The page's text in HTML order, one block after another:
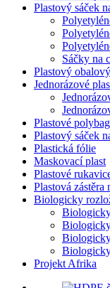
Plastový sáček
Sáčky na
Plastový
Jednorázové
Plastové
Plastový sáček
Plastická fólie
Maskovací plast
Plastové
Plastová
Biologicky
Projekt Afrika